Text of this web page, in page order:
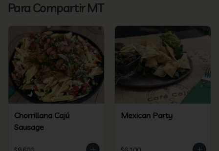
Para Compartir MT
Chorrillana Cajú
Sausage
Mexican Party